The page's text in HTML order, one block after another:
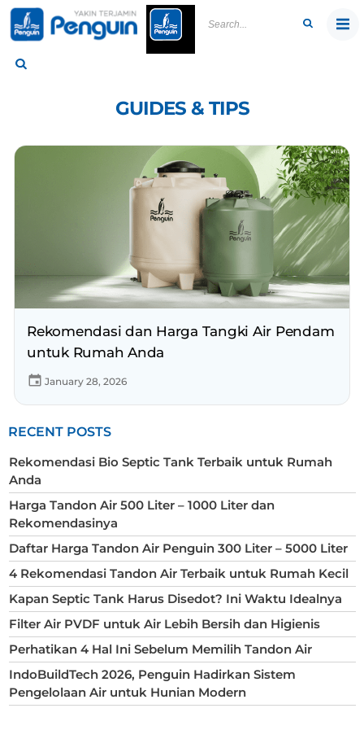
Skip
content
GUIDES & TIPS
Rekomendasi dan Harga Tangki Air Pendam
untuk Rumah Anda
January 28, 2026
RECENT POSTS
Rekomendasi Bio Septic Tank Terbaik untuk Rumah
Anda
Harga Tandon Air 500 Liter – 1000 Liter dan
Rekomendasinya
Daftar Harga Tandon Air Penguin 300 Liter – 5000 Liter
4 Rekomendasi Tandon Air Terbaik untuk Rumah Kecil
Kapan Septic Tank Harus Disedot? Ini Waktu Idealnya
Filter Air PVDF untuk Air Lebih Bersih dan Higienis
Perhatikan 4 Hal Ini Sebelum Memilih Tandon Air
IndoBuildTech 2026, Penguin Hadirkan Sistem
Pengelolaan Air untuk Hunian Modern